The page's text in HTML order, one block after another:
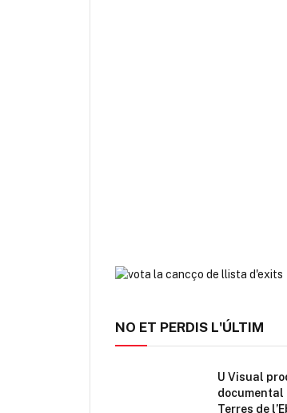
NO ET PERDIS L'ÚLTIM
U Visual
documental
Terres de